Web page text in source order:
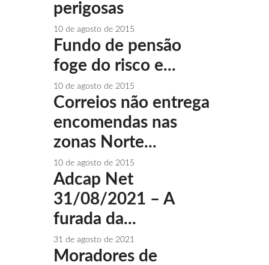
perigosas
10 de agosto de 2015
Fundo de pensão
foge do risco e...
10 de agosto de 2015
Correios não entrega
encomendas nas
zonas Norte...
10 de agosto de 2015
Adcap Net
31/08/2021 – A
furada da...
31 de agosto de 2021
Moradores de